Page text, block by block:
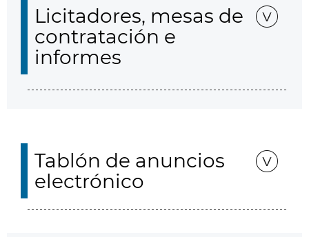
Licitadores, mesas de
contratación e
informes
Tablón de anuncios
electrónico